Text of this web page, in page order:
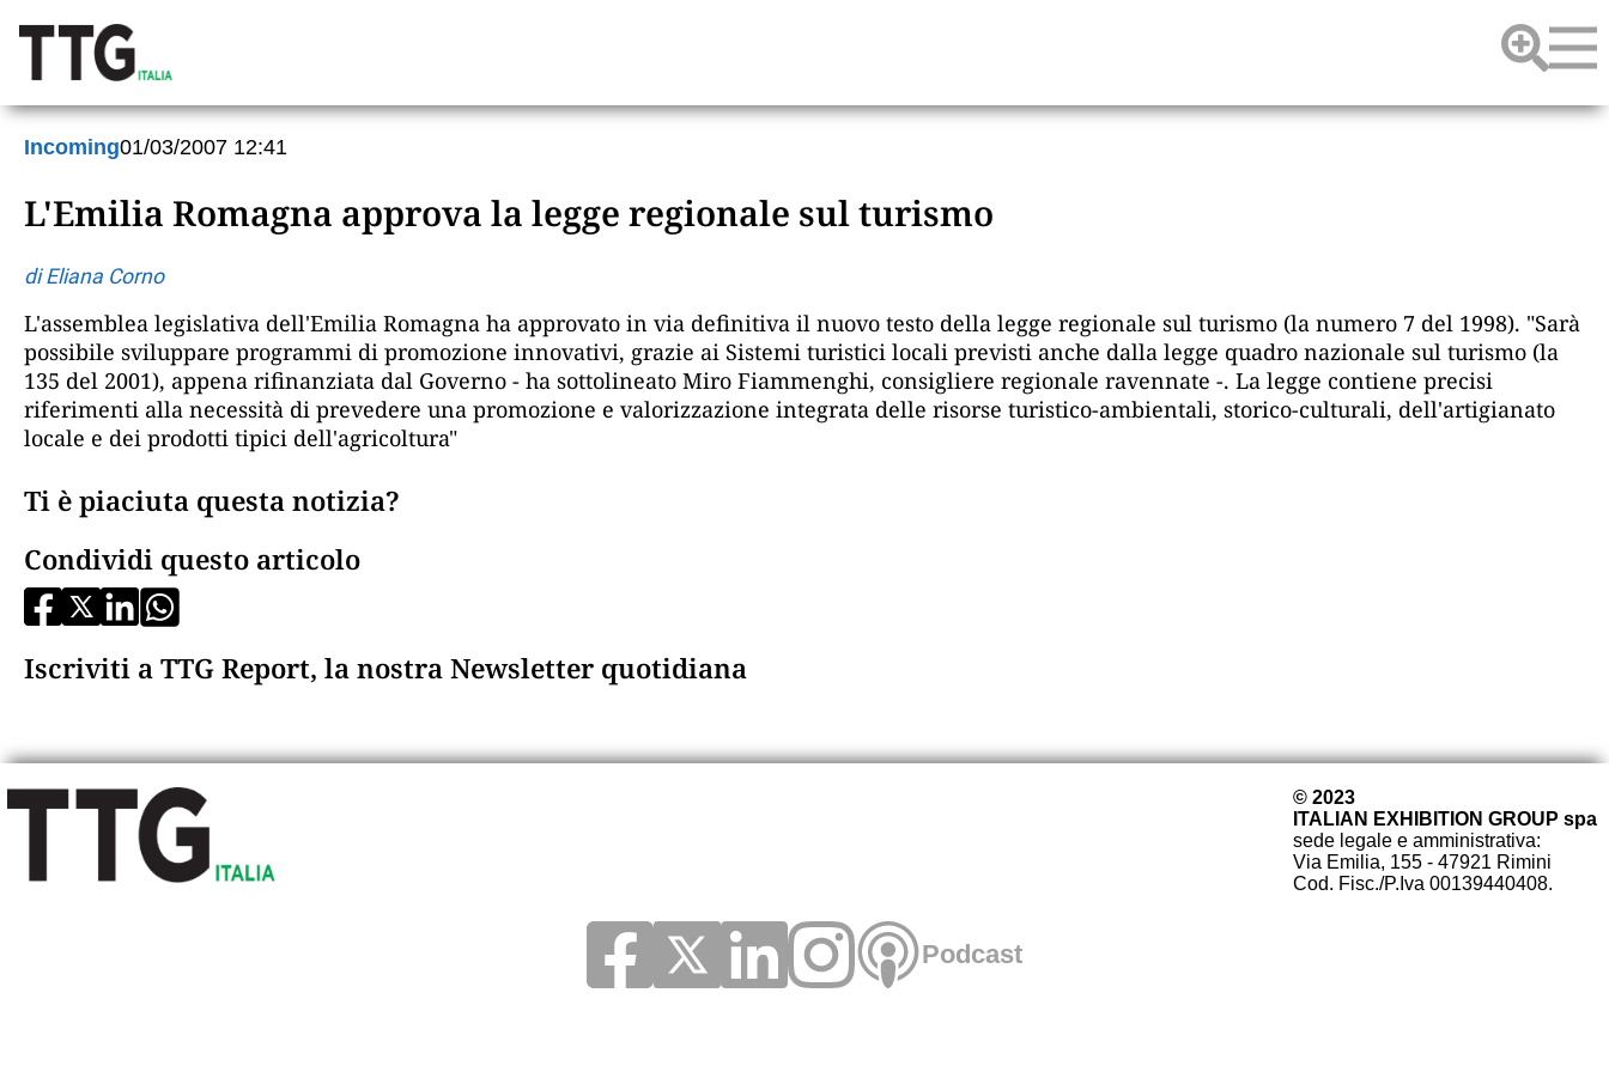
Incoming01/03/2007 12:41
L'Emilia Romagna approva la legge regionale sul turismo
di Eliana Corno
L'assemblea legislativa dell'Emilia Romagna ha approvato in via definitiva il nuovo testo della legge regionale sul turismo (la numero 7 del 1998). "Sarà
possibile sviluppare programmi di promozione innovativi, grazie ai Sistemi turistici locali previsti anche dalla legge quadro nazionale sul turismo (la
135 del 2001), appena rifinanziata dal Governo - ha sottolineato Miro Fiammenghi, consigliere regionale ravennate -. La legge contiene precisi
riferimenti alla necessità di prevedere una promozione e valorizzazione integrata delle risorse turistico-ambientali, storico-culturali, dell'artigianato
locale e dei prodotti tipici dell'agricoltura"
Ti è piaciuta questa notizia?
Condividi questo articolo
Iscriviti a TTG Report, la nostra Newsletter quotidiana
© 2023
ITALIAN EXHIBITION GROUP spa
sede legale e amministrativa:
Via Emilia, 155 - 47921 Rimini
Cod. Fisc./P.Iva 00139440408.
Podcast